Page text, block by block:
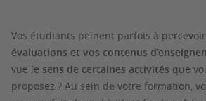
Vos étudiants peinent parfois à
évaluations et vos contenus
vue le sens de certaines activités que
proposez ? Au sein de votre formation,